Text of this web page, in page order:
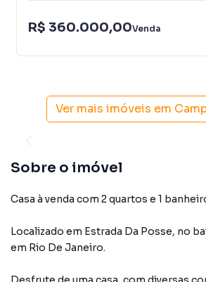
R$ 360.000,00Venda
Ver mais imóveis em
Sobre o imóvel
Casa à venda com 2 quartos e 1
Localizado em Estrada Da Posse, no
em Rio De Janeiro.